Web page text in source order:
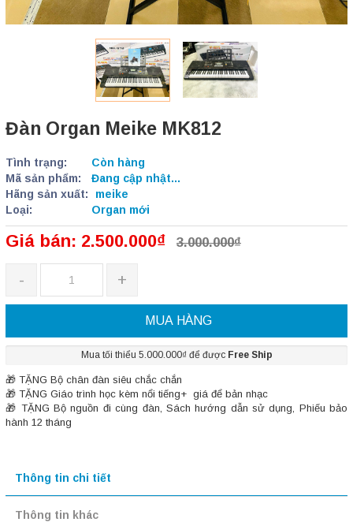
Đàn Organ Meike MK812
Tình trạng:
Còn hàng
Mã sản phẩm:
Đang cập nhật...
Hãng sản xuất:
meike
Loại:
Organ mới
Giá bán: 2.500.000₫ 3.000.000₫
- +
MUA HÀNG
Mua tối thiểu 5.000.000₫ để được Free Ship
🎁 TẶNG Bộ chân đàn siêu chắc chắn
🎁 TẶNG Giáo trình học kèm nổi tiếng+ giá để bản nhạc
🎁 TẶNG Bộ nguồn đi cùng đàn, Sách hướng dẫn sử dụng, Phiếu bảo
hành 12 tháng
Thông tin chi tiết
Thông tin khác